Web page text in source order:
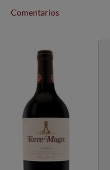
Comentarios